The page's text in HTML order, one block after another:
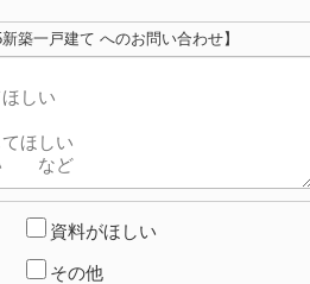
築一戸建て へのお問い合わせ】
資料がほしい
その他